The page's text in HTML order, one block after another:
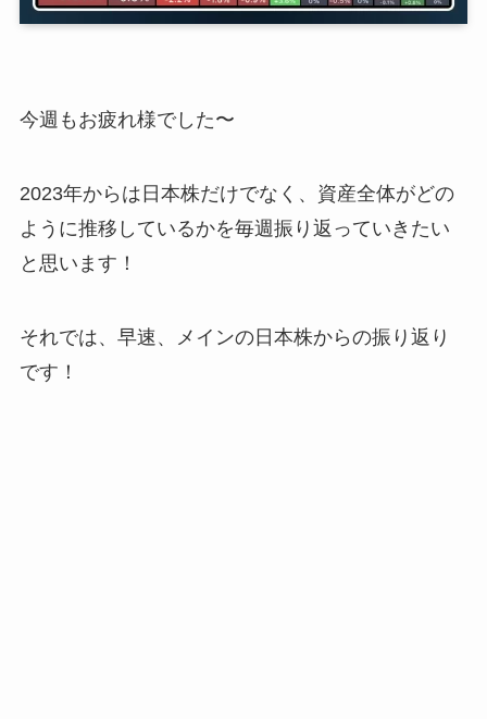
今週もお疲れ様でした〜
2023年からは日本株だけでなく、資産全体がどの
ように推移しているかを毎週振り返っていきたい
と思います！
それでは、早速、メインの日本株からの振り返り
です！